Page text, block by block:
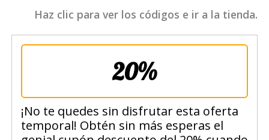
Haz clic para ver los códigos e ir a la tienda.
20%
¡No te quedes sin disfrutar esta oferta
temporal! Obtén sin más esperas el